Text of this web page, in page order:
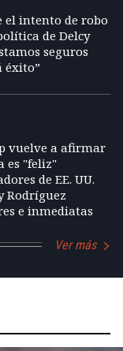
el intento de robo
de Delcy
seguros
éxito”
vuelve a afirmar
es "feliz"
de EE. UU.
Rodríguez
e inmediatas
Ver más